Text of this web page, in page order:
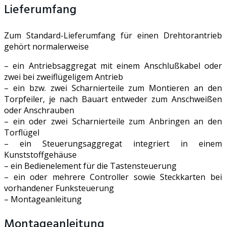
Lieferumfang
Zum Standard-Lieferumfang für einen Drehtorantrieb
gehört normalerweise
– ein Antriebsaggregat mit einem Anschlußkabel oder
zwei bei zweiflügeligem Antrieb
– ein bzw. zwei Scharnierteile zum Montieren an den
Torpfeiler, je nach Bauart entweder zum Anschweißen
oder Anschrauben
– ein oder zwei Scharnierteile zum Anbringen an den
Torflügel
– ein Steuerungsaggregat integriert in einem
Kunststoffgehäuse
– ein Bedienelement für die Tastensteuerung
– ein oder mehrere Controller sowie Steckkarten bei
vorhandener Funksteuerung
– Montageanleitung